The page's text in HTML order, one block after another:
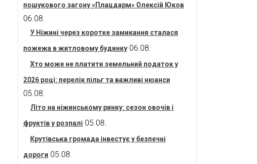
пошукового загону «Плацдарм» Олексій Юков
06.08.
У Ніжині через коротке замикання сталася
пожежа в житловому будинку 06.08.
Хто може не платити земельний податок у
2026 році: перелік пільг та важливі нюанси
05.08.
Літо на ніжинському ринку: сезон овочів і
фруктів у розпалі 05.08.
Крутівська громада інвестує у безпечні
дороги 05.08.